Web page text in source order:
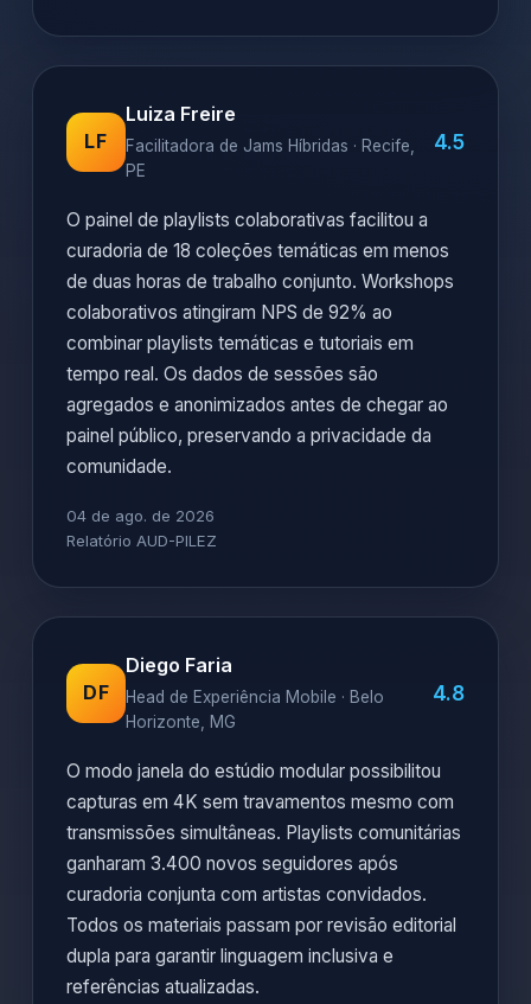
LF
Luiza Freire
Facilitadora de Jams Híbridas · Recife,
PE
4.5
O painel de playlists colaborativas facilitou a
curadoria de 18 coleções temáticas em menos
de duas horas de trabalho conjunto. Workshops
colaborativos atingiram NPS de 92% ao
combinar playlists temáticas e tutoriais em
tempo real. Os dados de sessões são
agregados e anonimizados antes de chegar ao
painel público, preservando a privacidade da
comunidade.
04 de ago. de 2026
Relatório AUD-PILEZ
DF
Diego Faria
Head de Experiência Mobile · Belo
Horizonte, MG
4.8
O modo janela do estúdio modular possibilitou
capturas em 4K sem travamentos mesmo com
transmissões simultâneas. Playlists comunitárias
ganharam 3.400 novos seguidores após
curadoria conjunta com artistas convidados.
Todos os materiais passam por revisão editorial
dupla para garantir linguagem inclusiva e
referências atualizadas.